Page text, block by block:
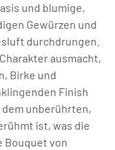
und blumige,
Gewürzen und
durchdrungen.
ausmacht,
Birke und
Finish
unberührten,
ist, was die
Bouquet von